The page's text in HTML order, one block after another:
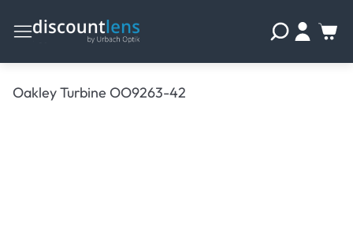
Oakley Turbine OO9263-42